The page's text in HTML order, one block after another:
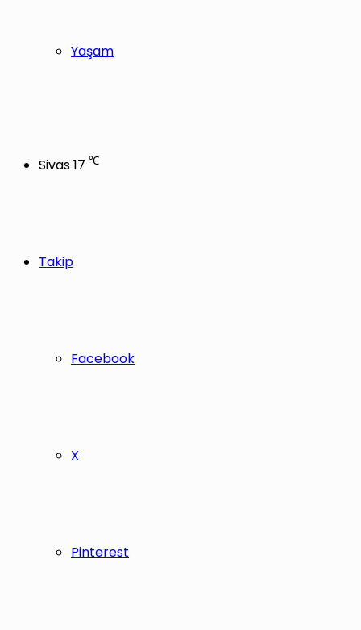
Yaşam
Sivas17 ℃
Takip
Facebook
X
Pinterest